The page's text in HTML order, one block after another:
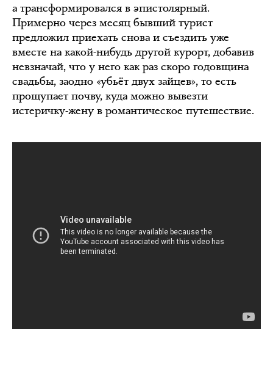
а трансформировался в эпистолярный.
Примерно через месяц бывший турист
предложил приехать снова и съездить уже
вместе на какой-нибудь другой курорт, добавив
невзначай, что у него как раз скоро годовщина
свадьбы, заодно «убьёт двух зайцев», то есть
прощупает почву, куда можно вывезти
истеричку-жену в романтическое путешествие.